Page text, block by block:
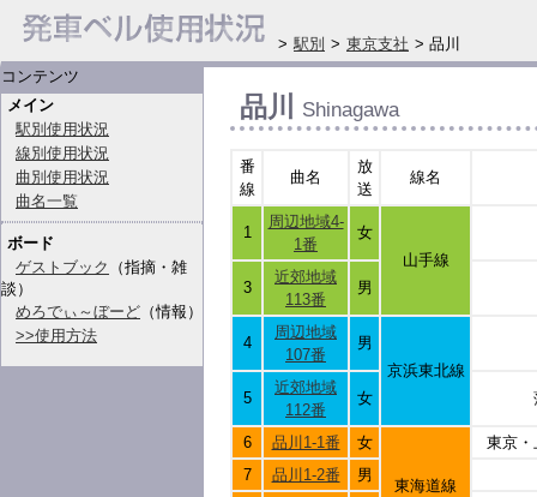
コンテンツ
メイン
駅別使用状況
線別使用状況
曲別使用状況
曲名一覧
ボード
ゲストブック
（指摘・雑
談）
めろでぃ～ぼーど （情報）
>>使用方法
品川 Shinagawa
番
線
曲名
放
送
線名
1
周辺地域4-
1番
女
山手線
3
近郊地域
113番
男
4
周辺地域
107番
男
京浜東北線
5
近郊地域
112番
女
6 品川1-1番 女
東海道線
東京・
7
品川1-2番 男
> 駅別 > 東京支社 > 品川